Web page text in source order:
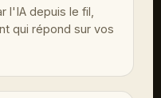
l'IA depuis le fil,
qui répond sur vos